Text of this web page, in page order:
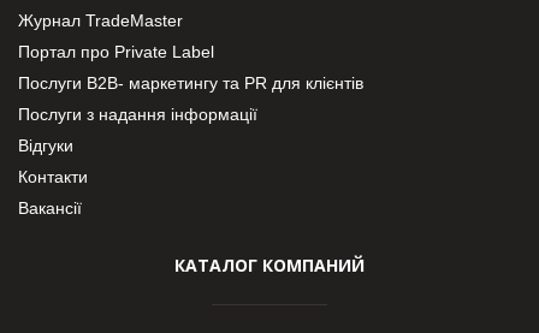
Журнал TradeMaster
Портал про Private Label
Послуги В2В- маркетингу та PR для клієнтів
Послуги з надання інформації
Відгуки
Контакти
Вакансії
КАТАЛОГ КОМПАНИЙ